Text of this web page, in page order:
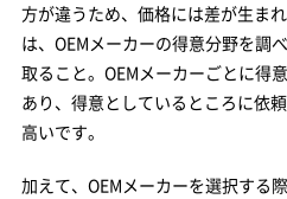
方が違うため、価格には差が生ま
は、OEMメーカーの得意分野を調
取ること。OEMメーカーごとに得
あり、得意としているところに依
高いです。
加えて、OEMメーカーを選択する